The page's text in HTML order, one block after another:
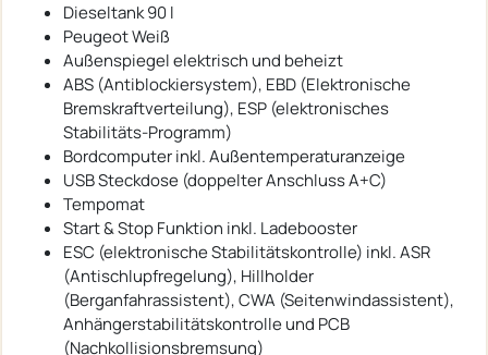
Dieseltank 90 l
Peugeot Weiß
Außenspiegel elektrisch und beheizt
ABS (Antiblockiersystem), EBD (Elektronische
Bremskraftverteilung), ESP (elektronisches
Stabilitäts-Programm)
Bordcomputer inkl. Außentemperaturanzeige
USB Steckdose (doppelter Anschluss A+C)
Tempomat
Start & Stop Funktion inkl. Ladebooster
ESC (elektronische Stabilitätskontrolle) inkl. ASR
(Antischlupfregelung), Hillholder
(Berganfahrassistent), CWA (Seitenwindassistent),
Anhängerstabilitätskontrolle und PCB
(Nachkollisionsbremsung)